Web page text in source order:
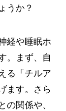
うか？
経や睡眠ホ
。まず、自
る「チルア
ます。さら
の関係や、